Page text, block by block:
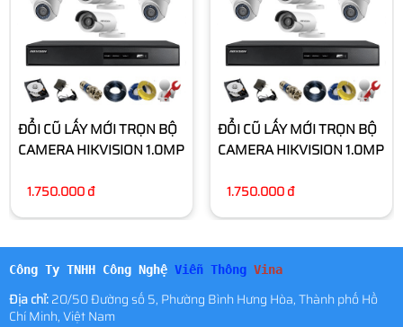
ĐỔI CŨ LẤY MỚI TRỌN BỘ
CAMERA HIKVISION 1.0MP
1.750.000 đ
ĐỔI CŨ LẤY MỚI TRỌN BỘ
CAMERA HIKVISION 1.0MP
1.750.000 đ
Công Ty TNHH Công Nghệ Viễn Thông Vina
Địa chỉ:20/50 Đường số 5, Phường Bình Hưng Hòa, Thành phố Hồ
Chí Minh, Việt Nam